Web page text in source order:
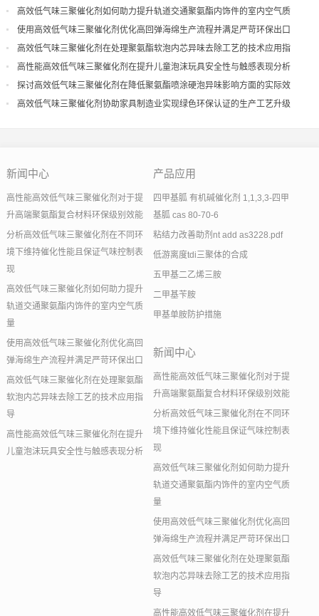
现
高效低气味三聚催化剂如何助力提升轨道交通聚氨酯内饰件的室内空气质
量
使用高效低气味三聚催化剂优化高回弹海绵生产流程并满足严苛环保出口
高效低气味三聚催化剂在处理聚氨酯软泡内芯异味去除工艺的技术应用指
导
高性能高效低气味三聚催化剂在提升儿童泡沫玩具安全性与触感表现分析
探讨高效低气味三聚催化剂在降低聚氨酯喷涂硬泡异味影响方面的实际效
果
高效低气味三聚催化剂协助家具制造业实现绿色环保认证的生产工艺升级
新闻中心
高性能高效低气味三聚催化剂对于提
升高端聚氨酯复合材料环保级别效能
分析高效低气味三聚催化剂在不同环
境下维持催化性能且保证气味控制表
现
高效低气味三聚催化剂如何助力提升
轨道交通聚氨酯内饰件的室内空气质
量
使用高效低气味三聚催化剂优化高回
弹海绵生产流程并满足严苛环保出口
高效低气味三聚催化剂在处理聚氨酯
软泡内芯异味去除工艺的技术应用指
导
高性能高效低气味三聚催化剂在提升
儿童泡沫玩具安全性与触感表现分析
产品应用
四甲基胍 有机碱催化剂 1,1,3,3-四甲
基胍 cas 80-70-6
粘结力改善助剂nt add as3228.pdf
低游离度tdi三聚体的合成
五甲基二乙烯三胺
二甲基苄胺
甲基单胺防护措施
新闻中心
高性能高效低气味三聚催化剂对于提
升高端聚氨酯复合材料环保级别效能
分析高效低气味三聚催化剂在不同环
境下维持催化性能且保证气味控制表
现
高效低气味三聚催化剂如何助力提升
轨道交通聚氨酯内饰件的室内空气质
量
使用高效低气味三聚催化剂优化高回
弹海绵生产流程并满足严苛环保出口
高效低气味三聚催化剂在处理聚氨酯
软泡内芯异味去除工艺的技术应用指
导
高性能高效低气味三聚催化剂在提升